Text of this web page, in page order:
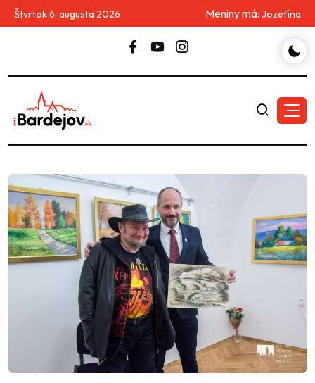
Štvrtok 6. augusta 2026 Meniny má: Jozefína